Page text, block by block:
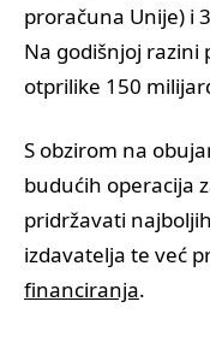
proračuna Unije) i
Na godišnjoj razini
otprilike 150
S obzirom na
budućih operacija
pridržavati
izdavatelja te već
financiranja.